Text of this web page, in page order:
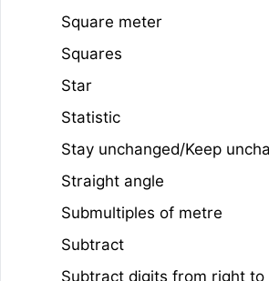
Square meter
Squares
Star
Statistic
Stay unchanged/Keep
Straight angle
Submultiples of metre
Subtract
Subtract digits from right to